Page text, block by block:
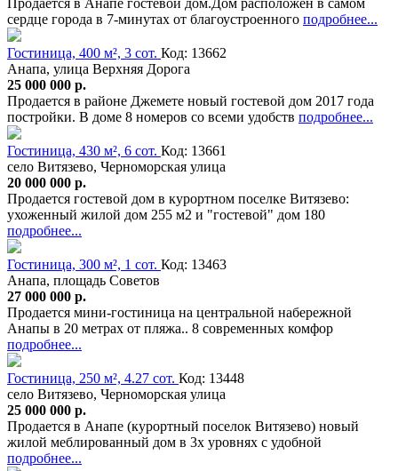
сердце города в 7-минутах от благоустроенного подробнее...
Гостиница, 400 м², 3 сот. Код: 13662
Анапа, улица Верхняя Дорога
25 000 000 р.
Продается в районе Джемете новый гостевой дом 2017 года
постройки. В доме 8 номеров со всеми удобств подробнее...
Гостиница, 430 м², 6 сот. Код: 13661
село Витязево, Черноморская улица
20 000 000 р.
Продается гостевой дом в курортном поселке Витязево:
ухоженный жилой дом 255 м2 и "гостевой" дом 180
подробнее...
Гостиница, 300 м², 1 сот. Код: 13463
Анапа, площадь Советов
27 000 000 р.
Продается мини-гостиница на центральной набережной
Анапы в 20 метрах от пляжа.. 8 современных комфор
подробнее...
Гостиница, 250 м², 4.27 сот. Код: 13448
село Витязево, Черноморская улица
25 000 000 р.
Продается в Анапе (курортный поселок Витязево) новый
жилой меблированный дом в 3х уровнях с удобной
подробнее...